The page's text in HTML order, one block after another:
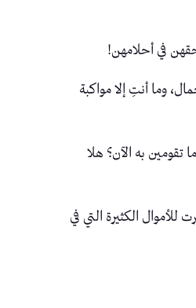
في أحلامهن!
وما أنتِ إلا مواكبة
به الآن؟ هلا
الكثيرة التي في